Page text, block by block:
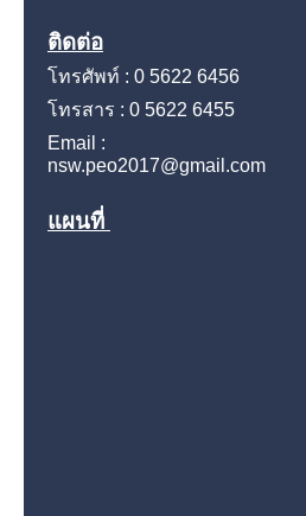
ติดต่อ
โทรศัพท์ : 0 5622 6456
โทรสาร : 0 5622 6455
Email :
nsw.peo2017@gmail.com
แผนที่